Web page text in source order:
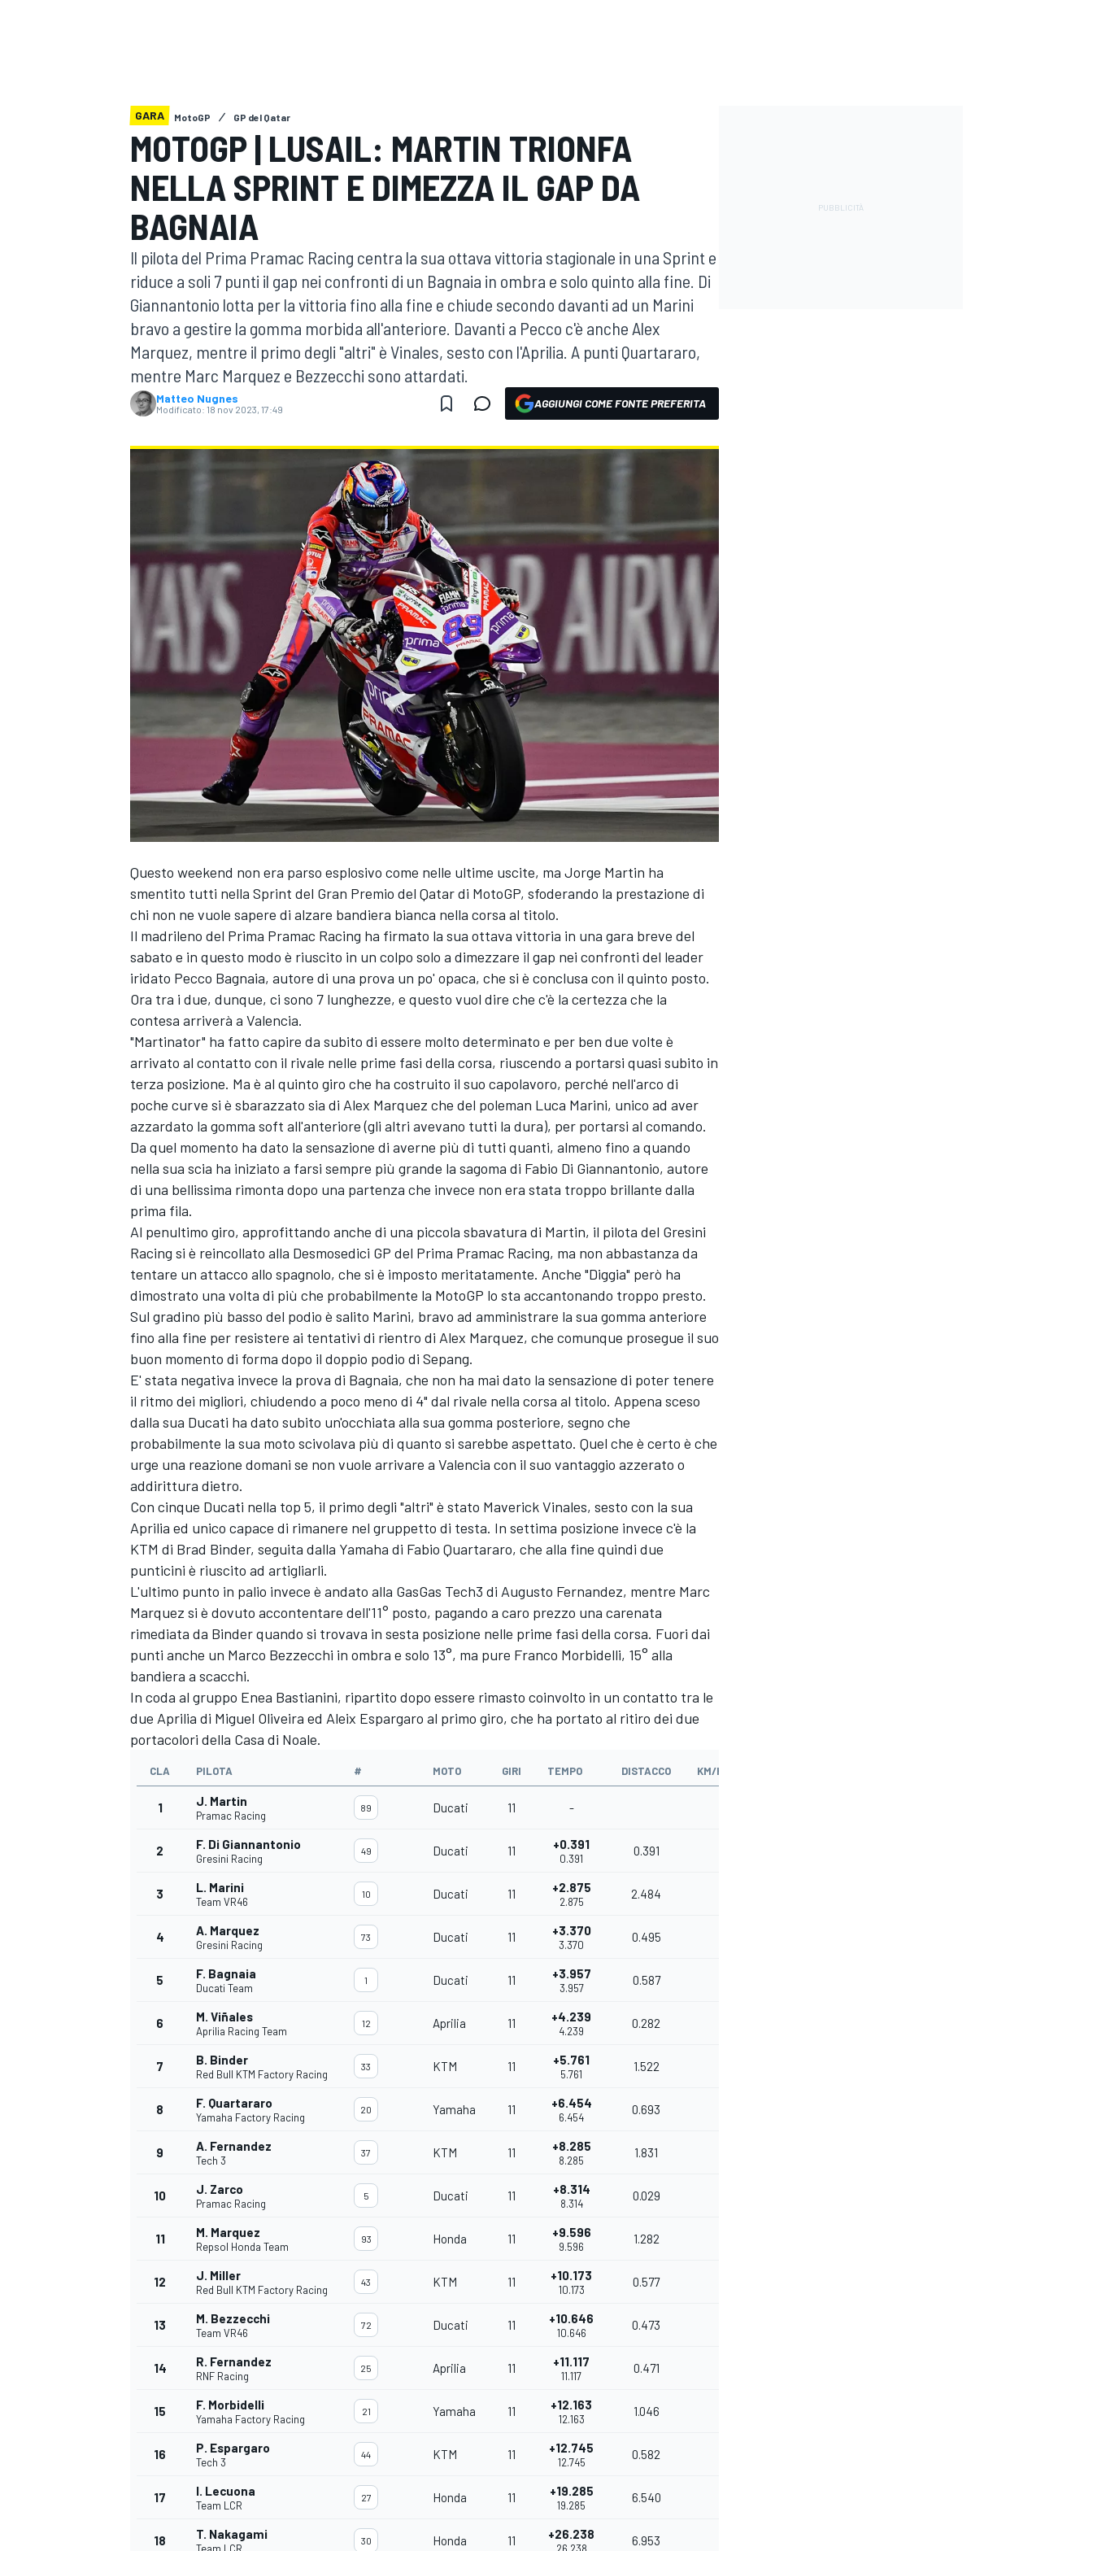
WRC
ENDURANCE/GT
MONOMARCA
GARA MotoGP GP del Qatar
MOTOGP | LUSAIL: MARTIN TRIONFA
NELLA SPRINT E DIMEZZA IL GAP DA
BAGNAIA
Il pilota del Prima Pramac Racing centra la sua ottava vittoria stagionale in una Sprint e
riduce a soli 7 punti il gap nei confronti di un Bagnaia in ombra e solo quinto alla fine. Di
Giannantonio lotta per la vittoria fino alla fine e chiude secondo davanti ad un Marini
bravo a gestire la gomma morbida all'anteriore. Davanti a Pecco c'è anche Alex
Marquez, mentre il primo degli "altri" è Vinales, sesto con l'Aprilia. A punti Quartararo,
mentre Marc Marquez e Bezzecchi sono attardati.
Matteo Nugnes
Modificato: 18 nov 2023, 17:49 AGGIUNGI COME FONTE PREFERITA
Questo weekend non era parso esplosivo come nelle ultime uscite, ma Jorge Martin ha
smentito tutti nella Sprint del Gran Premio del Qatar di MotoGP, sfoderando la prestazione di
chi non ne vuole sapere di alzare bandiera bianca nella corsa al titolo.
Il madrileno del Prima Pramac Racing ha firmato la sua ottava vittoria in una gara breve del
sabato e in questo modo è riuscito in un colpo solo a dimezzare il gap nei confronti del leader
iridato Pecco Bagnaia, autore di una prova un po' opaca, che si è conclusa con il quinto posto.
Ora tra i due, dunque, ci sono 7 lunghezze, e questo vuol dire che c'è la certezza che la
contesa arriverà a Valencia.
"Martinator" ha fatto capire da subito di essere molto determinato e per ben due volte è
arrivato al contatto con il rivale nelle prime fasi della corsa, riuscendo a portarsi quasi subito in
terza posizione. Ma è al quinto giro che ha costruito il suo capolavoro, perché nell'arco di
poche curve si è sbarazzato sia di Alex Marquez che del poleman Luca Marini, unico ad aver
azzardato la gomma soft all'anteriore (gli altri avevano tutti la dura), per portarsi al comando.
Da quel momento ha dato la sensazione di averne più di tutti quanti, almeno fino a quando
nella sua scia ha iniziato a farsi sempre più grande la sagoma di Fabio Di Giannantonio, autore
di una bellissima rimonta dopo una partenza che invece non era stata troppo brillante dalla
prima fila.
Al penultimo giro, approfittando anche di una piccola sbavatura di Martin, il pilota del Gresini
Racing si è reincollato alla Desmosedici GP del Prima Pramac Racing, ma non abbastanza da
tentare un attacco allo spagnolo, che si è imposto meritatamente. Anche "Diggia" però ha
dimostrato una volta di più che probabilmente la MotoGP lo sta accantonando troppo presto.
Sul gradino più basso del podio è salito Marini, bravo ad amministrare la sua gomma anteriore
fino alla fine per resistere ai tentativi di rientro di Alex Marquez, che comunque prosegue il suo
buon momento di forma dopo il doppio podio di Sepang.
E' stata negativa invece la prova di Bagnaia, che non ha mai dato la sensazione di poter tenere
il ritmo dei migliori, chiudendo a poco meno di 4" dal rivale nella corsa al titolo. Appena sceso
dalla sua Ducati ha dato subito un'occhiata alla sua gomma posteriore, segno che
probabilmente la sua moto scivolava più di quanto si sarebbe aspettato. Quel che è certo è che
urge una reazione domani se non vuole arrivare a Valencia con il suo vantaggio azzerato o
addirittura dietro.
Con cinque Ducati nella top 5, il primo degli "altri" è stato Maverick Vinales, sesto con la sua
Aprilia ed unico capace di rimanere nel gruppetto di testa. In settima posizione invece c'è la
KTM di Brad Binder, seguita dalla Yamaha di Fabio Quartararo, che alla fine quindi due
punticini è riuscito ad artigliarli.
L'ultimo punto in palio invece è andato alla GasGas Tech3 di Augusto Fernandez, mentre Marc
Marquez si è dovuto accontentare dell'11° posto, pagando a caro prezzo una carenata
rimediata da Binder quando si trovava in sesta posizione nelle prime fasi della corsa. Fuori dai
punti anche un Marco Bezzecchi in ombra e solo 13°, ma pure Franco Morbidelli, 15° alla
bandiera a scacchi.
In coda al gruppo Enea Bastianini, ripartito dopo essere rimasto coinvolto in un contatto tra le
due Aprilia di Miguel Oliveira ed Aleix Espargaro al primo giro, che ha portato al ritiro dei due
portacolori della Casa di Noale.
CLA PILOTA # MOTO GIRI TEMPO DISTACCO KM/H
1 J. Martin
Pramac Racing
89 Ducati 11 -
2 F. Di Giannantonio
Gresini Racing
49 Ducati 11 +0.391
0.391
0.391
3 L. Marini
Team VR46
10 Ducati 11 +2.875
2.875
2.484
4 A. Marquez
Gresini Racing
73 Ducati 11 +3.370
3.370
0.495
5 F. Bagnaia
Ducati Team
1 Ducati 11 +3.957
3.957
0.587
6 M. Viñales
Aprilia Racing Team
12 Aprilia 11 +4.239
4.239
0.282
7 B. Binder
Red Bull KTM Factory Racing
33 KTM 11 +5.761
5.761
1.522
8 F. Quartararo
Yamaha Factory Racing
20 Yamaha 11 +6.454
6.454
0.693
9 A. Fernandez
Tech 3
37 KTM 11 +8.285
8.285
1.831
10 J. Zarco
Pramac Racing
5 Ducati 11 +8.314
8.314
0.029
11 M. Marquez
Repsol Honda Team
93 Honda 11 +9.596
9.596
1.282
12 J. Miller
Red Bull KTM Factory Racing
43 KTM 11 +10.173
10.173
0.577
13 M. Bezzecchi
Team VR46
72 Ducati 11 +10.646
10.646
0.473
14 R. Fernandez
RNF Racing
25 Aprilia 11 +11.117
11.117
0.471
15 F. Morbidelli
Yamaha Factory Racing
21 Yamaha 11 +12.163
12.163
1.046
16 P. Espargaro
Tech 3
44 KTM 11 +12.745
12.745
0.582
17 I. Lecuona
Team LCR
27 Honda 11 +19.285
19.285
6.540
18 T. Nakagami 30 Honda 11 +26.238 6.953